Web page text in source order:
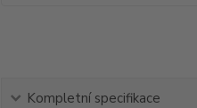
Kompletní specifikace